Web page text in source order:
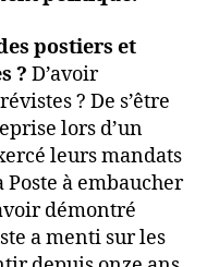
postiers et
? D’avoir
? De s’être
lors d’un
leurs mandats
Poste à embaucher
démontré
a menti sur les